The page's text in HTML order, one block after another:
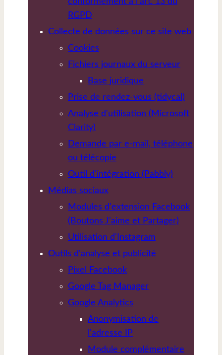
RGPD
Collecte de données sur ce site web
Cookies
Fichiers journaux du serveur
Base juridique
Prise de rendez-vous (tidycal)
Analyse d'utilisation (Microsoft
Clarity)
Demande par e-mail, téléphone
ou télécopie
Outil d'intégration (Pabbly)
Médias sociaux
Modules d'extension Facebook
(Boutons J'aime et Partager)
Utilisation d'Instagram
Outils d'analyse et publicité
Pixel Facebook
Google Tag Manager
Google Analytics
Anonymisation de
l'adresse IP
Module complémentaire